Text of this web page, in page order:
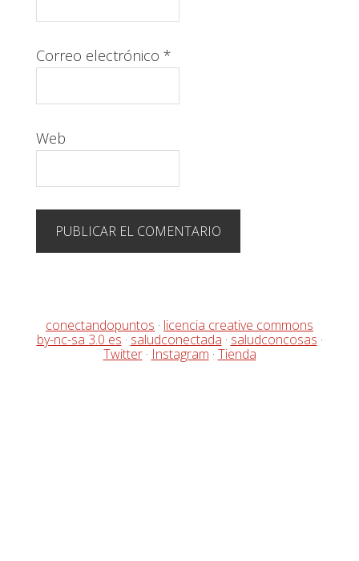
Correo electrónico *
Web
conectandopuntos · licencia creative commons
by-nc-sa 3.0 es · saludconectada · saludconcosas ·
Twitter· Instagram · Tienda